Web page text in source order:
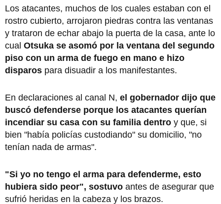
Los atacantes, muchos de los cuales estaban con el
rostro cubierto, arrojaron piedras contra las ventanas
y trataron de echar abajo la puerta de la casa, ante lo
cual Otsuka se asomó por la ventana del segundo
piso con un arma de fuego en mano e hizo
disparos para disuadir a los manifestantes.
En declaraciones al canal N, el gobernador dijo que
buscó defenderse porque los atacantes querían
incendiar su casa con su familia dentro y que, si
bien "había policías custodiando" su domicilio, "no
tenían nada de armas".
"Si yo no tengo el arma para defenderme, esto
hubiera sido peor", sostuvo antes de asegurar que
sufrió heridas en la cabeza y los brazos.